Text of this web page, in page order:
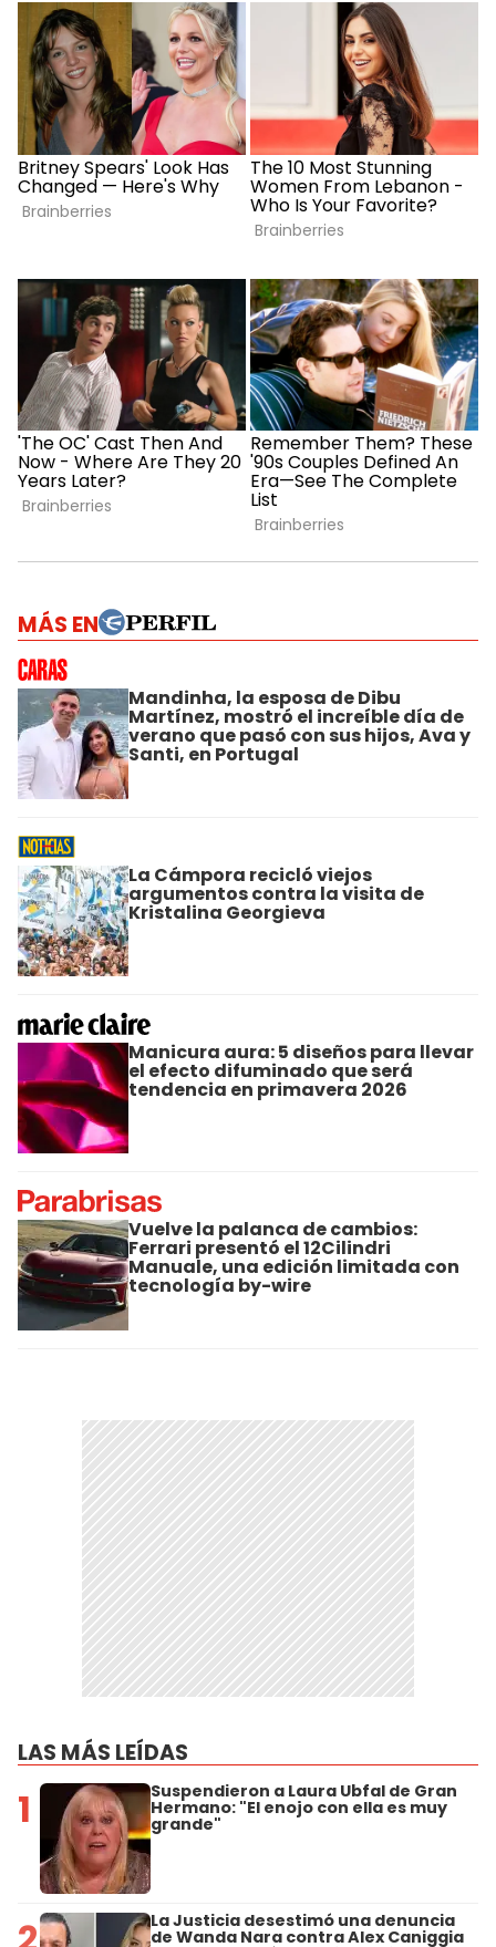
MÁS EN
Mandinha, la esposa de Dibu
Martínez, mostró el increíble día de
verano que pasó con sus hijos, Ava y
Santi, en Portugal
La Cámpora recicló viejos
argumentos contra la visita de
Kristalina Georgieva
Manicura aura: 5 diseños para llevar
el efecto difuminado que será
tendencia en primavera 2026
Vuelve la palanca de cambios:
Ferrari presentó el 12Cilindri
Manuale, una edición limitada con
tecnología by-wire
LAS MÁS LEÍDAS
1 Suspendieron a Laura Ubfal de Gran
Hermano: "El enojo con ella es muy
grande"
La Justicia desestimó una denuncia
de Wanda Nara contra Alex Caniggia